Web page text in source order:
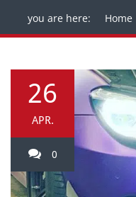
you are here: Home
26
APR.
0